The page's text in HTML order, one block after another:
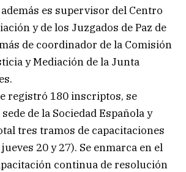
es supervisor del Centro
y de los Juzgados de Paz de
de coordinador de la Comisión
y Mediación de la Junta
registró 180 inscriptos, se
de la Sociedad Española y
tres tramos de capacitaciones
20 y 27). Se enmarca en el
continua de resolución